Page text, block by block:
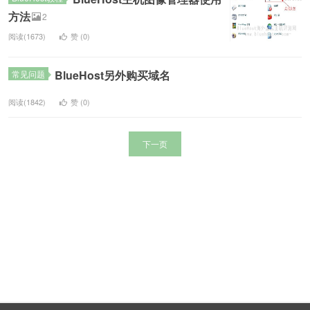
方法
2
阅读(1673) 赞 (0)
常见问题 BlueHost另外购买域名
阅读(1842) 赞 (0)
下一页